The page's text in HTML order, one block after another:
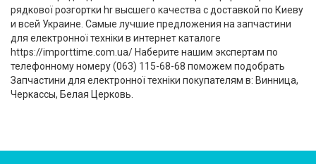
рядкової розгортки hr высшего качества с доставкой по Киеву
и всей Украине. Самые лучшие предложения на запчастини
для електронної техніки в интернет каталоге
https://importtime.com.ua/ Наберите нашим экспертам по
телефонному номеру (‎063) 115-68-68 поможем подобрать
Запчастини для електронної техніки покупателям в: Винница,
Черкассы, Белая Церковь.